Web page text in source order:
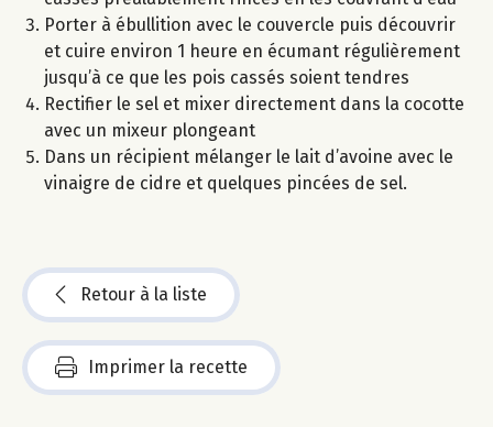
Porter à ébullition avec le couvercle puis découvrir
et cuire environ 1 heure en écumant régulièrement
jusqu’à ce que les pois cassés soient tendres
Rectifier le sel et mixer directement dans la cocotte
avec un mixeur plongeant
Dans un récipient mélanger le lait d’avoine avec le
vinaigre de cidre et quelques pincées de sel.
Retour à la liste
Imprimer la recette